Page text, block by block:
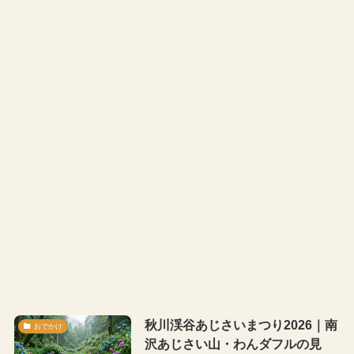
おでかけ
秋川渓谷あじさいまつり2026｜南
沢あじさい山・わんダフルの見